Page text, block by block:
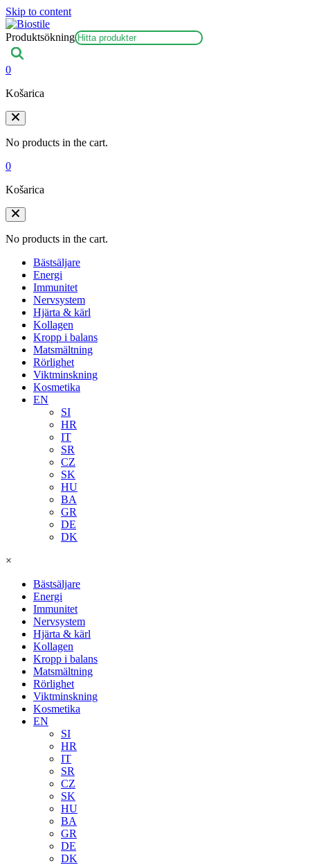
Skip to content
Produktsökning
0
Košarica
No products in the cart.
0
Košarica
No products in the cart.
Bästsäljare
Energi
Immunitet
Nervsystem
Hjärta & kärl
Kollagen
Kropp i balans
Matsmältning
Rörlighet
Viktminskning
Kosmetika
EN
SI
HR
IT
SR
CZ
SK
HU
BA
GR
DE
DK
×
Bästsäljare
Energi
Immunitet
Nervsystem
Hjärta & kärl
Kollagen
Kropp i balans
Matsmältning
Rörlighet
Viktminskning
Kosmetika
EN
SI
HR
IT
SR
CZ
SK
HU
BA
GR
DE
DK